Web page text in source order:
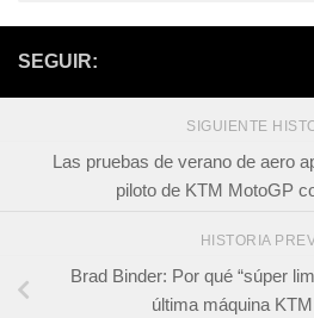
SEGUIR:
SIGUIENTE
Las pruebas de verano de aero
piloto de KTM MotoGP
HISTORIA
Brad Binder: Por qué “súper
última máquina